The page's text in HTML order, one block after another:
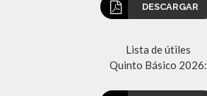
DESCARGAR
Lista de útiles
Quinto Básico 2026: